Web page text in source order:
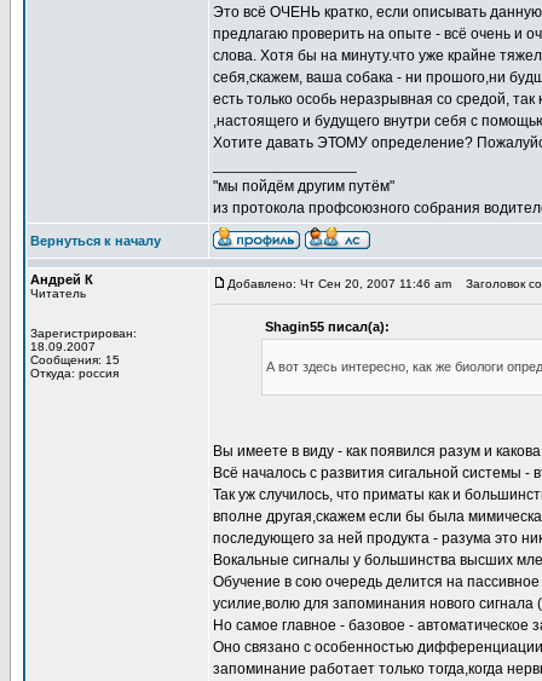
Это всё ОЧЕНЬ кратко, если описывать
предлагаю проверить на опыте - всё очень и
слова. Хотя бы на минуту.что уже крайне
себя,скажем, ваша собака - ни прошого,ни
есть только особь неразрывная со средой,
,настоящего и будущего внутри себя с
Хотите давать ЭТОМУ определение?
"мы пойдём другим путём"
из протокола профсоюзного собрания
Вернуться к началу
Андрей К
Читатель
Зарегистрирован:
18.09.2007
Сообщения: 15
Откуда: россия
Добавлено: Чт Сен 20, 2007 11:46 am Заголовок
Shagin55 писал(а):
А вот здесь интересно, как же биологи
Вы имеете в виду - как появился разум и
Всё началось с развития сигальной системы -
Так уж случилось, что приматы как и
вполне другая,скажем если бы была
последующего за ней продукта - разума это
Вокальные сигналы у большинства высших
Обучение в сою очередь делится на
усилие,волю для запоминания нового сигнала
Но самое главное - базовое - автоматическое
Оно связано с особенностью
запоминание работает только тогда,когда